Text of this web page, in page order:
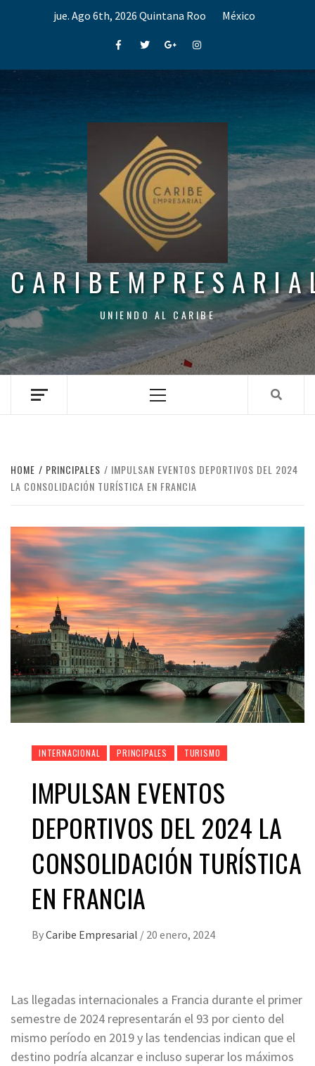
jue. Ago 6th, 2026 Quintana Roo México
FacebookTwitterGoogle+Instagram
UNIENDO AL CARIBE
Menu
HOME PRINCIPALES
IMPULSAN EVENTOS DEPORTIVOS DEL 2024
LA CONSOLIDACIÓN TURÍSTICA EN FRANCIA
INTERNACIONAL PRINCIPALES TURISMO
IMPULSAN EVENTOS
DEPORTIVOS DEL 2024 LA
CONSOLIDACIÓN TURÍSTICA
EN FRANCIA
ByCaribe Empresarial / 20 enero, 2024
Las llegadas internacionales a Francia durante el primer
semestre de 2024 representarán el 93 por ciento del
mismo período en 2019 y las tendencias indican que el
destino podría alcanzar e incluso superar los máximos